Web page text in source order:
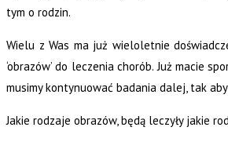
tym o rodzin.
Wielu z Was ma już wieloletnie
‘obrazów’ do leczenia chorób. Już macie
musimy kontynuować badania dalej, tak
Jakie rodzaje obrazów, będą leczyły jakie